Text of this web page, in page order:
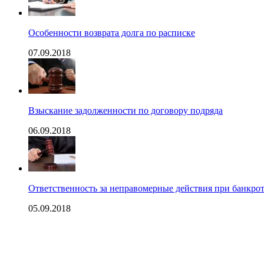
Особенности возврата долга по расписке
07.09.2018
Взыскание задолженности по договору подряда
06.09.2018
Ответственность за неправомерные действия при
05.09.2018